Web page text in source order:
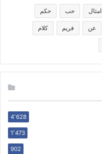
امثال حب حكم
عن فريم كلام
4٬628
1٬473
902